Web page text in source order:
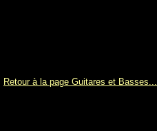
Retour à la page Guitares et Basses...